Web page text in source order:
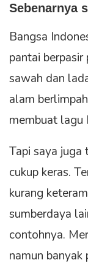
Sebenarnya
Bangsa
pantai berpasir
sawah dan
alam
membuat lagu
Tapi saya juga
cukup keras.
kurang
sumberdaya
contohnya.
namun